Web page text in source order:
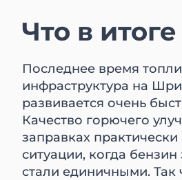
Что в итоге
Последнее время
инфраструктура на
развивается очень
Качество горючего
заправках
ситуации, когда бензин
стали единичными. Так